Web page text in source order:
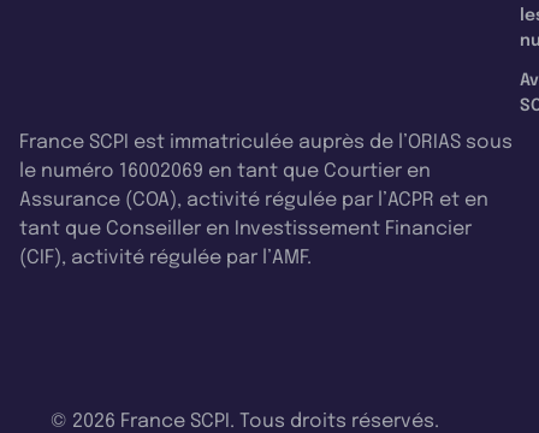
France SCPI est immatriculée auprès de l’ORIAS sous
le numéro 16002069 en tant que Courtier en
Assurance (COA), activité régulée par l’ACPR et en
tant que Conseiller en Investissement Financier
(CIF), activité régulée par l’AMF.
© 2026 France SCPI. Tous droits réservés.